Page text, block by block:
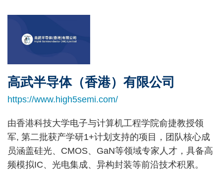
Column
Right
Column
Text
Area
高武半导体（香港）有限公司
https://www.high5semi.com/
由香港科技大学电子与计算机工程学院俞捷教授领
军, 第二批获产学研1+计划支持的项目，团队核心成
员涵盖硅光、CMOS、GaN等领域专家人才，具备高
频模拟IC、光电集成、异构封装等前沿技术积累。